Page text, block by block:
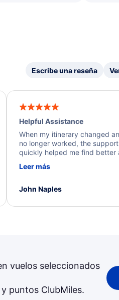
Escribe una reseña
Helpful Assistance
When my itinerary changed
no longer worked, the
quickly helped me find better
beyond to resolve the issue.
Leer más
John Naples
vuelos seleccionados
puntos ClubMiles.